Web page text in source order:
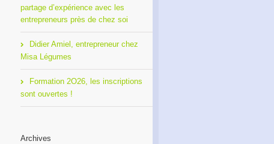
partage d’expérience avec les
entrepreneurs près de chez soi
Didier Amiel, entrepreneur chez
Misa Légumes
Formation 2O26, les inscriptions
sont ouvertes !
Archives